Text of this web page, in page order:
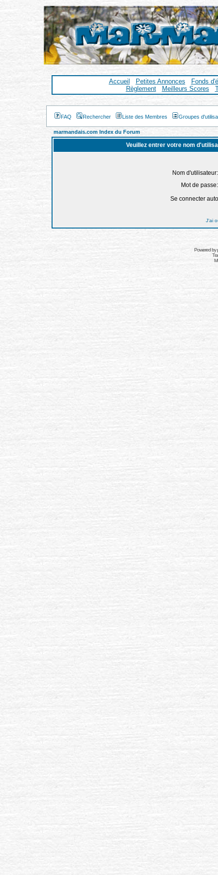
Accueil Petites Annonces
Fonds
Règlement
Meilleurs Scores
FAQ Rechercher Liste des Membres Groupes
marmandais.com Index du Forum
Veuillez entrer votre nom
Nom d'utilisateur:
Mot de passe:
Se connecter
J'ai
Powered by